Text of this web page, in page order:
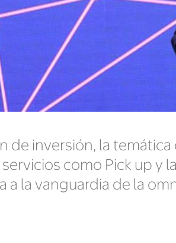
de inversión, la
como Pick up y
a la vanguardia de la